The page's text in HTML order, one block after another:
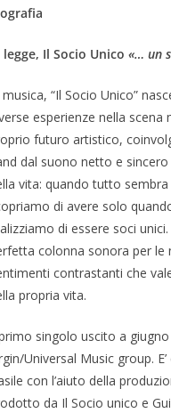
legge, Il Socio Unico «… un
musica, “Il Socio Unico”
esperienze nella
futuro artistico,
dal suono netto e
vita: quando tutto
di avere solo
di essere soci
colonna sonora per le
contrastanti che
propria vita.
singolo uscito a
Universal Music group.
con l’aiuto della
da Il Socio unico e